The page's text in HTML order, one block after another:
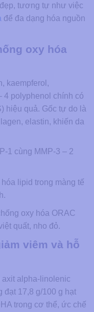
tương tự như việc
để đa dạng hóa nguồn
oxy hóa
kaempferol,
4 polyphenol chính có
hiệu quả. Gốc tự do là
elastin, khiến da
1 cùng MMP-3 – 2
lipid trong màng tế
oxy hóa ORAC
quất, nho đỏ.
viêm và hỗ
axit alpha-linolenic
đạt 17,8 g/100 g hạt
trong cơ thể, ức chế